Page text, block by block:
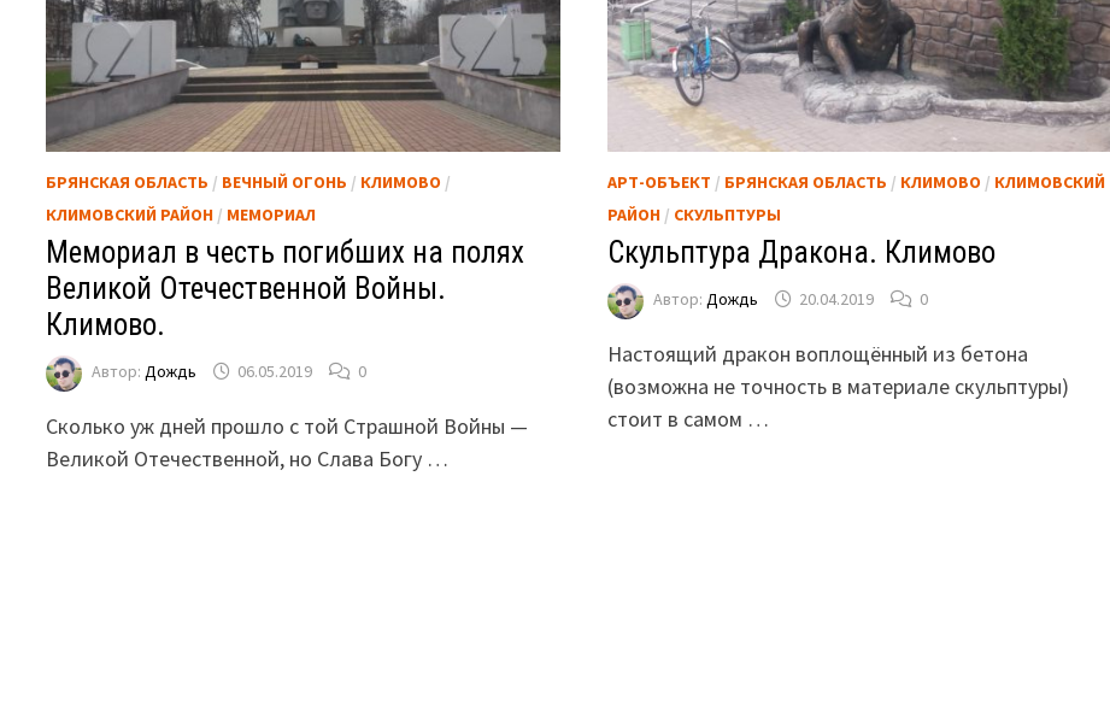
БРЯНСКАЯ ОБЛАСТЬ / ВЕЧНЫЙ ОГОНЬ / КЛИМОВО /
КЛИМОВСКИЙ РАЙОН / МЕМОРИАЛ
Мемориал в честь погибших на полях
Великой Отечественной Войны.
Климово.
Автор:Дождь 06.05.2019 0
Сколько уж дней прошло с той Страшной Войны —
Великой Отечественной, но Слава Богу …
АРТ-ОБЪЕКТ / БРЯНСКАЯ ОБЛАСТЬ / КЛИМОВО / КЛИМОВСКИЙ
РАЙОН/ СКУЛЬПТУРЫ
Скульптура Дракона. Климово
Автор: Дождь 20.04.2019 0
Настоящий дракон воплощённый из бетона
(возможна не точность в материале скульптуры)
стоит в самом …